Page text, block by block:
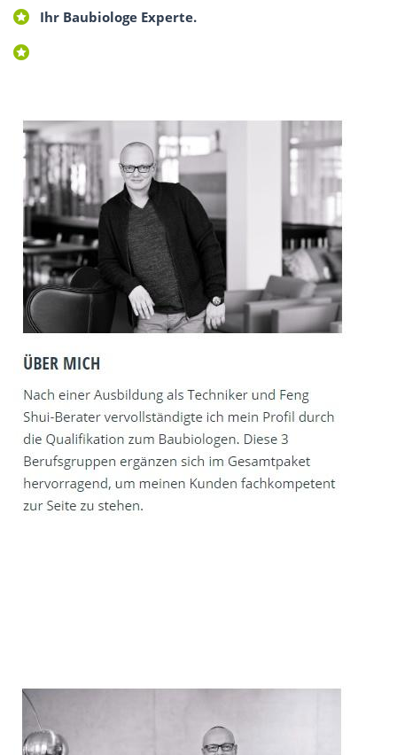
Ihr Baubiologe Experte.